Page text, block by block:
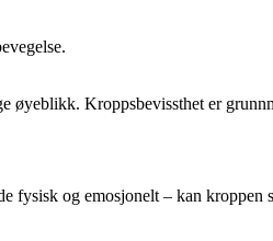
Kroppsbevissthet er
og emosjonelt – kan kroppen